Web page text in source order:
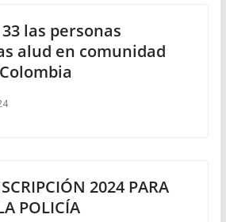
las personas
alud en comunidad
2024 PARA
POLICÍA